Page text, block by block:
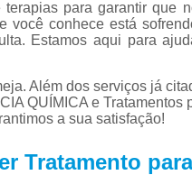
para garantir que
você conhece está
Estamos aqui para
Além dos serviços já
QUÍMICA e Tratamentos
a sua satisfação!
Tratamento